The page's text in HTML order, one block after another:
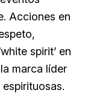
Acciones en
spirit’ en
marca líder